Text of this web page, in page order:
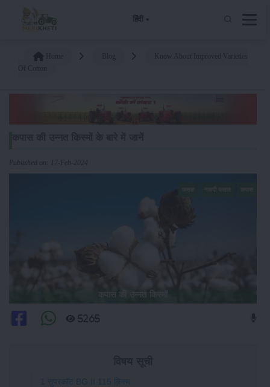
हिंदी
Published on: 17-Feb-2024
कपास की उन्नत किस्मों
5265
1 सुपरकॉट BG II 115 क़िस्म